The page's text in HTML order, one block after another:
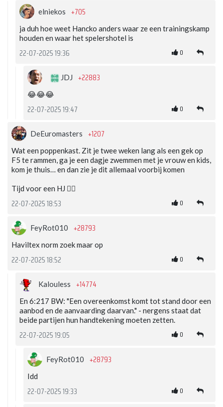
elniekos +705
ja duh hoe weet Hancko anders waar ze een trainingskamp
houden en waar het spelershotel is
22-07-2025 19:36 0
JDJ +22883
😂😂😂
22-07-2025 19:47 0
DeEuromasters +1207
Wat een poppenkast. Zit je twee weken lang als een gek op
F5 te rammen, ga je een dagje zwemmen met je vrouw en kids,
kom je thuis… en dan zie je dit allemaal voorbij komen
Tijd voor een HJ ✌🏻
22-07-2025 18:53 0
FeyRot010 +28793
Haviltex norm zoek maar op
22-07-2025 18:52 0
Kalouless +14774
En 6:217 BW: "Een overeenkomst komt tot stand door een
aanbod en de aanvaarding daarvan." - nergens staat dat
beide partijen hun handtekening moeten zetten.
22-07-2025 19:05 0
FeyRot010 +28793
Idd
22-07-2025 19:33 0